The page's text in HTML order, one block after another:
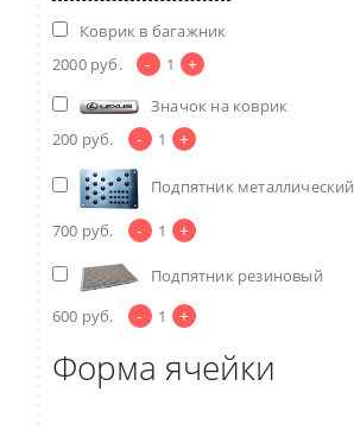
Коврик в багажник
2000 руб. - 1 +
Значок на коврик
200 руб. - 1 +
Подпятник металлический
700 руб. - 1 +
Подпятник резиновый
600 руб. - 1 +
Форма ячейки